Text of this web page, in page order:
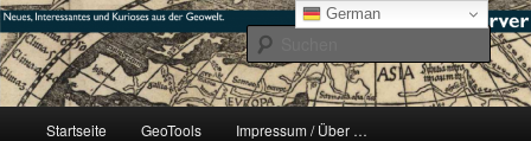
Zum
primären
Inhalt
springen#geoObserver
mikeE's GeoBlog
Startseite GeoTools Impressum / Über …
German